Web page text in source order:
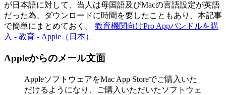
が日本語に対して、当人は母国語及びMacの言語設定が英語
だった為、ダウンロードに時間を要したこともあり、本記事
で簡単にまとめておく。 教育機関向けPro Appバンドルを購
入 - 教育 - Apple（日本）
Appleからのメール文面
AppleソフトウェアをMac App Storeでご購入いた
だけるようになり、ご購入いただいたソフトウェ